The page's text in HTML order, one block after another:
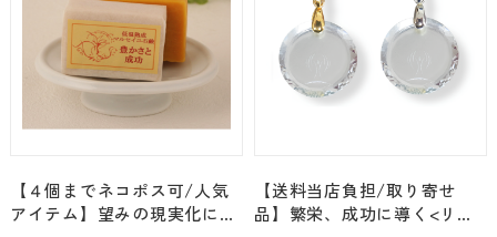
【４個までネコポス可/人気
アイテム】望みの現実化に＜
【送料当店負担/取り寄せ
品】繁栄、成功に導く<リヒ